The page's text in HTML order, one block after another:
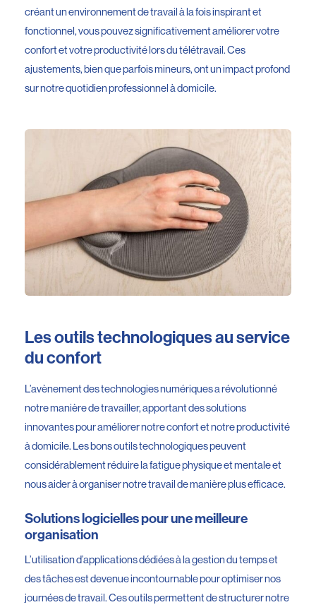
créant un environnement de travail à la fois inspirant et
fonctionnel, vous pouvez significativement améliorer votre
confort et votre productivité lors du télétravail. Ces
ajustements, bien que parfois mineurs, ont un impact profond
sur notre quotidien professionnel à domicile.
Les outils technologiques au service
du confort
L’avènement des technologies numériques a révolutionné
notre manière de travailler, apportant des solutions
innovantes pour améliorer notre confort et notre productivité
à domicile. Les bons outils technologiques peuvent
considérablement réduire la fatigue physique et mentale et
nous aider à organiser notre travail de manière plus efficace.
Solutions logicielles pour une meilleure
organisation
L’utilisation d’applications dédiées à la gestion du temps et
des tâches est devenue incontournable pour optimiser nos
journées de travail. Ces outils permettent de structurer notre